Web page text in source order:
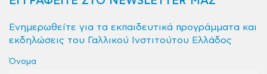
Ενημερωθείτε για τα εκπαιδευτικά προγράμματα και
εκδηλώσεις του Γαλλικού Ινστιτούτου Ελλάδος
Όνομα